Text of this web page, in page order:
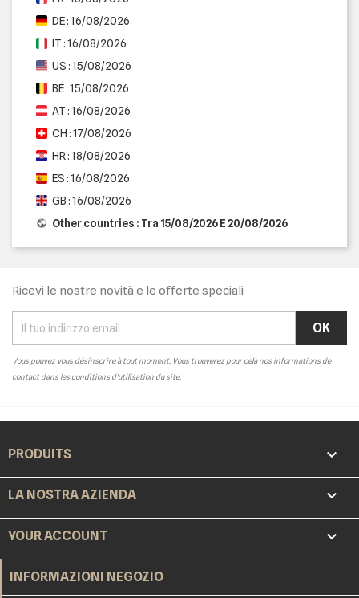
DE : 16/08/2026
IT : 16/08/2026
US : 15/08/2026
BE : 15/08/2026
AT : 16/08/2026
CH : 17/08/2026
HR : 18/08/2026
ES : 16/08/2026
GB : 16/08/2026
Other countries : Tra 15/08/2026 E 20/08/2026
Ricevi le nostre novità e le offerte speciali
Vous pouvez vous désinscrire à tout moment. Vous trouverez pour cela nos informations de
contact dans les conditions d'utilisation du site.
PRODUITS 
LA NOSTRA AZIENDA 
YOUR ACCOUNT 
INFORMAZIONI NEGOZIO